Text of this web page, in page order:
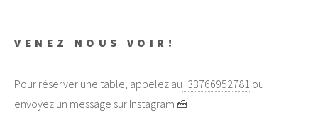
VENEZ NOUS VOIR!
Pour réserver une table, appelez au+33766952781 ou
envoyez un message sur Instagram 🍰